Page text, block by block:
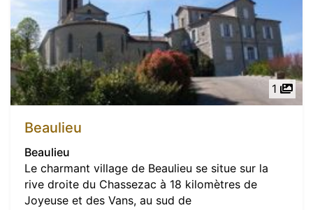
1
Beaulieu
Beaulieu
Le charmant village de Beaulieu se situe sur la
rive droite du Chassezac à 18 kilomètres de
Joyeuse et des Vans, au sud de